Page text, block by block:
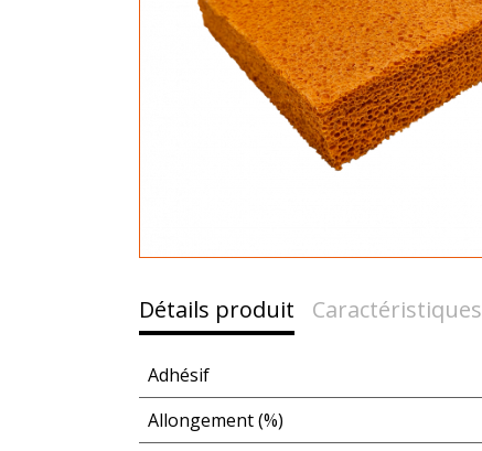
Détails produit Caractéristiques
Adhésif
Allongement (%)